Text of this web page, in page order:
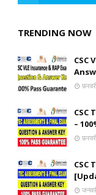
TRENDING NOW
CSC
CSC
–
CSC